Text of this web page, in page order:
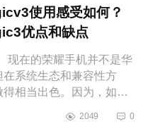
使用感受如何？
优点和缺点
在的荣耀手机并不是华
在系统生态和兼容性方
相当出色。因为，如果
是不错的选择，下面小编
2049 0